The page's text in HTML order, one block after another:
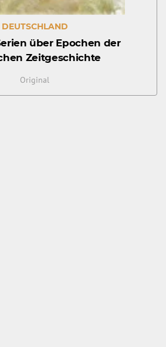
DEUTSCHLAND
über Epochen der
Zeitgeschichte
Original